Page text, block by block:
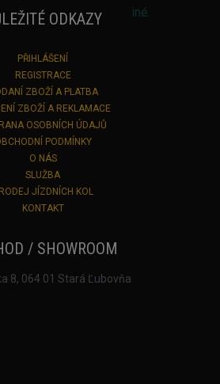
ODKAZY
PŘIHLÁŠENÍ
REGISTRACE
ZBOŽÍ A PLATBA
ZBOŽÍ A REKLAMACE
OSOBNÍCH ÚDAJŮ
PODMÍNKY
O NÁS
SLUŽBA
JÍZDNÍCH KOL
KONTAKT
/ SHOWROOM
8, 064 01 Stará Ľubovňa